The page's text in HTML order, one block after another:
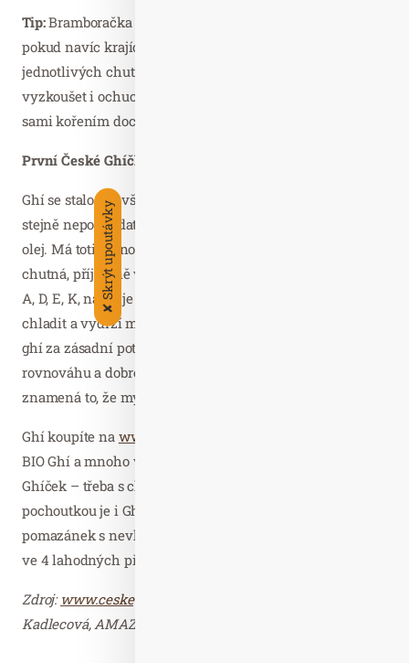
Tip:Bramboračka chutná nejlépe s čerstvým chlebem, a
pokud navíc krajíce namažete ghíčkem, kombinace
jednotlivých chutí bude ještě výraznější. Můžete
vyzkoušet i ochucené a bylinkové varianty ghí nebo si ho
sami kořením dochutit.
První České Ghíčko
Ghí se stalo pro všechny, kdo chtějí vařit chutně a zdravě,
stejně nepostradatelnou ingrediencí jako třeba olivový
olej. Má totiž mnoho skvělých vlastností – báječně
chutná, příjemně voní, nepřepaluje se, obsahuje vitamíny
A, D, E, K, navíc je bez mléčné bílkoviny. Také se nemusí
chladit a vydrží minimálně 12 měsíců. Ajurvéda považuje
ghí za zásadní potravinu pro zdravý vzhled, mentální
rovnováhu a dobré trávení. Darujete-li někomu ghí,
znamená to, že myslíte na jeho zdraví a pohodu.
Ghí koupíte na www.ceskeghicko.cz
BIO Ghí a mnoho variant bylinných a ochucených
Ghíček – třeba s chilli, kurkumou, kotvičníkem… Skvělou
pochoutkou je i Ghítela – zdravější alternativa sladkých
pomazánek s nevhodnými tuky – která je nyní k dostání
ve 4 lahodných příchutích.
Zdroj: www.ceskeghicko.cz
Kadlecová, AMAZE.cz – děkujeme.
✘
Skrýt upoutávky